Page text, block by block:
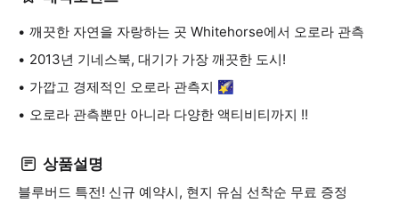
깨끗한 자연을 자랑하는 곳 Whitehorse에서 오로라 관측
2013년 기네스북, 대기가 가장 깨끗한 도시!
가깝고 경제적인 오로라 관측지 🌠
오로라 관측뿐만 아니라 다양한 액티비티까지 !!
상품설명
블루버드 특전! 신규 예약시, 현지 유심 선착순 무료 증정